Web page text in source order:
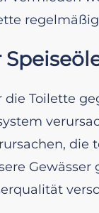
Toilette
die
Gewässer